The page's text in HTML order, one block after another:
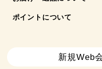
ポイントについて
新規Web